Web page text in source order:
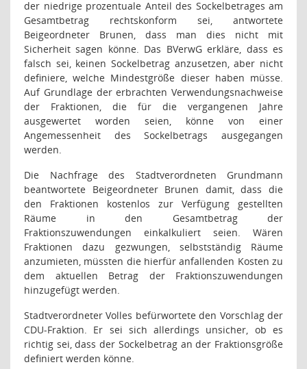
der niedrige prozentuale Anteil des Sockelbetrages am
Gesamtbetrag rechtskonform sei, antwortete
Beigeordneter Brunen, dass man dies nicht mit
Sicherheit sagen könne. Das BVerwG erkläre, dass es
falsch sei, keinen Sockelbetrag anzusetzen, aber nicht
definiere, welche Mindestgröße dieser haben müsse.
Auf Grundlage der erbrachten Verwendungsnachweise
der Fraktionen, die für die vergangenen Jahre
ausgewertet worden seien, könne von einer
Angemessenheit des Sockelbetrags ausgegangen
werden.
Die Nachfrage des Stadtverordneten Grundmann
beantwortete Beigeordneter Brunen damit, dass die
den Fraktionen kostenlos zur Verfügung gestellten
Räume in den Gesamtbetrag der
Fraktionszuwendungen einkalkuliert seien. Wären
Fraktionen dazu gezwungen, selbstständig Räume
anzumieten, müssten die hierfür anfallenden Kosten zu
dem aktuellen Betrag der Fraktionszuwendungen
hinzugefügt werden.
Stadtverordneter Volles befürwortete den Vorschlag der
CDU-Fraktion. Er sei sich allerdings unsicher, ob es
richtig sei, dass der Sockelbetrag an der Fraktionsgröße
definiert werden könne.